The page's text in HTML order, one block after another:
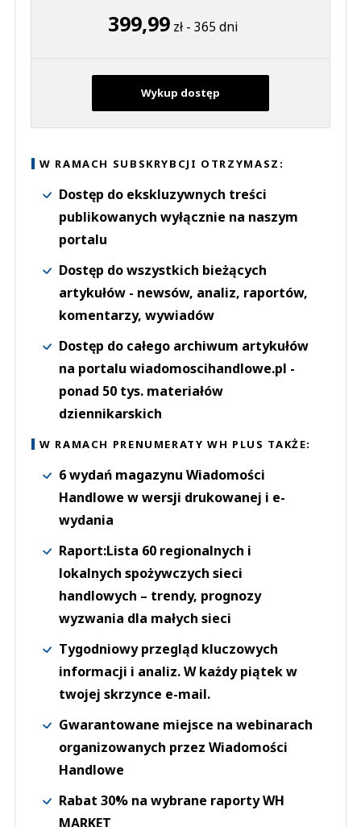
399,99zł - 365 dni
Wykup dostęp
W RAMACH SUBSKRYBCJI OTRZYMASZ:
Dostęp do ekskluzywnych treści
publikowanych wyłącznie na naszym
portalu
Dostęp do wszystkich bieżących
artykułów - newsów, analiz, raportów,
komentarzy, wywiadów
Dostęp do całego archiwum artykułów
na portalu wiadomoscihandlowe.pl -
ponad 50 tys. materiałów
dziennikarskich
W RAMACH PRENUMERATY WH PLUS TAKŻE:
6 wydań magazynu Wiadomości
Handlowe w wersji drukowanej i e-
wydania
Raport:Lista 60 regionalnych i
lokalnych spożywczych sieci
handlowych – trendy, prognozy
wyzwania dla małych sieci
Tygodniowy przegląd kluczowych
informacji i analiz. W każdy piątek w
twojej skrzynce e-mail.
Gwarantowane miejsce na webinarach
organizowanych przez Wiadomości
Handlowe
Rabat 30% na wybrane raporty WH
MARKET